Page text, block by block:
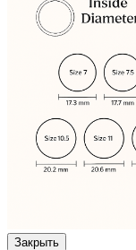
Закрыть